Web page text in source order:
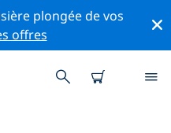
plongée de vos
offres